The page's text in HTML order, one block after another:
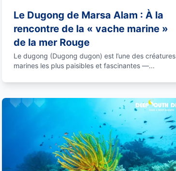
Le Dugong de Marsa Alam : À la
rencontre de la « vache marine »
de la mer Rouge
Le dugong (Dugong dugon) est l’une des créatures
marines les plus paisibles et fascinantes —...